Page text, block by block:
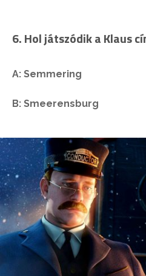
6. Hol játszódik a Klaus
A: Semmering
B: Smeerensburg